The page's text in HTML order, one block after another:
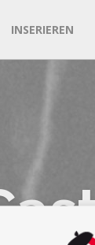
INSERIEREN